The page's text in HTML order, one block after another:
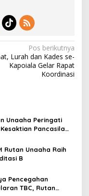
Pos berikutnya
Lurah dan Kades se-
Kapoiala Gelar Rapat
Koordinasi
Unaaha Peringati
Pancasila
Bangsa
Rutan Unaaha Raih
B
Pencegahan
TBC, Rutan